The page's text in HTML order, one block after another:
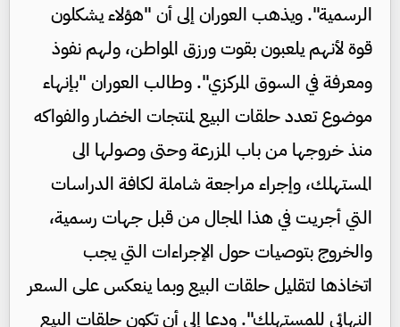
الرسمية". ويذهب العوران إلى أن "هؤلاء يشكلون
قوة لأنهم يلعبون بقوت ورزق المواطن، ولهم نفوذ
ومعرفة في السوق المركزي". وطالب العوران "بإنهاء
موضوع تعدد حلقات البيع لمنتجات الخضار والفواكه
منذ خروجها من باب المزرعة وحتى وصولها الى
المستهلك، وإجراء مراجعة شاملة لكافة الدراسات
التي أجريت في هذا المجال من قبل جهات رسمية،
والخروج بتوصيات حول الإجراءات التي يجب
اتخاذها لتقليل حلقات البيع وبما ينعكس على السعر
النهائي للمستهلك". ودعا إلى أن تكون حلقات البيع